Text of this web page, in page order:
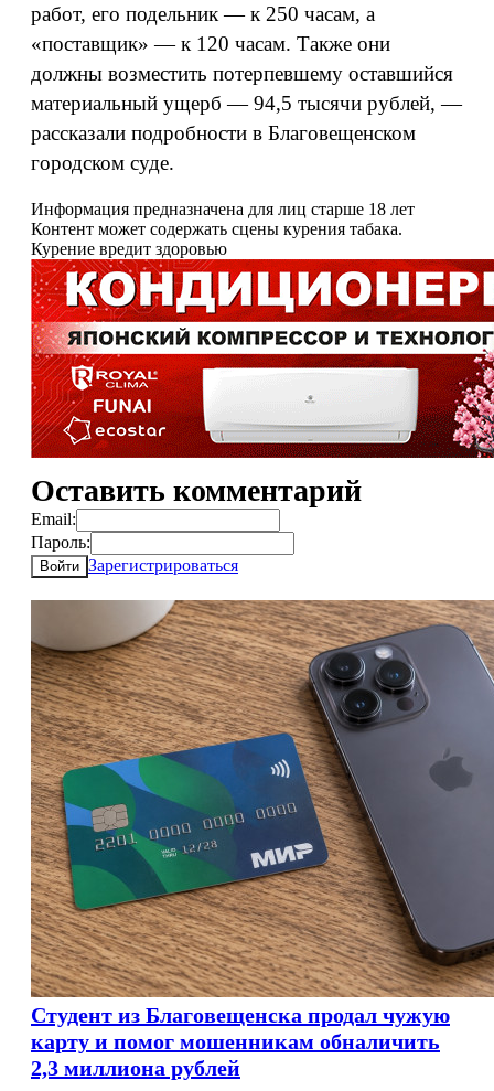
работ, его подельник — к 250 часам, а
«поставщик» — к 120 часам. Также они
должны возместить потерпевшему оставшийся
материальный ущерб — 94,5 тысячи рублей, —
рассказали подробности в Благовещенском
городском суде.
Информация предназначена для лиц старше 18 лет
Контент может содержать сцены курения табака.
Курение вредит здоровью
Оставить комментарий
Email:
Пароль:
Войти Зарегистрироваться
Студент из Благовещенска продал чужую
карту и помог мошенникам обналичить
2,3 миллиона рублей